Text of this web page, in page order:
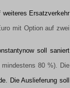
weiteres Ersatzverkehr
mit Option auf zwei
soll saniert
80 %). Die
Die Auslieferung soll